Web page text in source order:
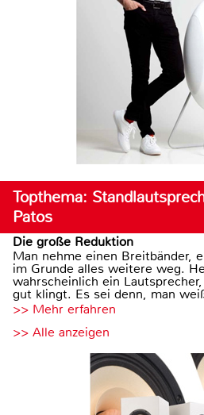
Topthema:
Patos
Die große Reduktion
Man nehme einen Breitbänder,
im Grunde alles weitere weg.
wahrscheinlich ein
gut klingt. Es sei denn, man
>> Mehr erfahren
>> Alle anzeigen